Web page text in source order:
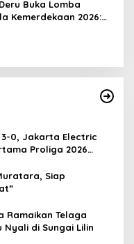
Buka Lomba
Kemerdekaan 2026:
3-0, Jakarta Electric
Proliga 2026
Siap
Ramaikan Telaga
Nyali di Sungai Lilin